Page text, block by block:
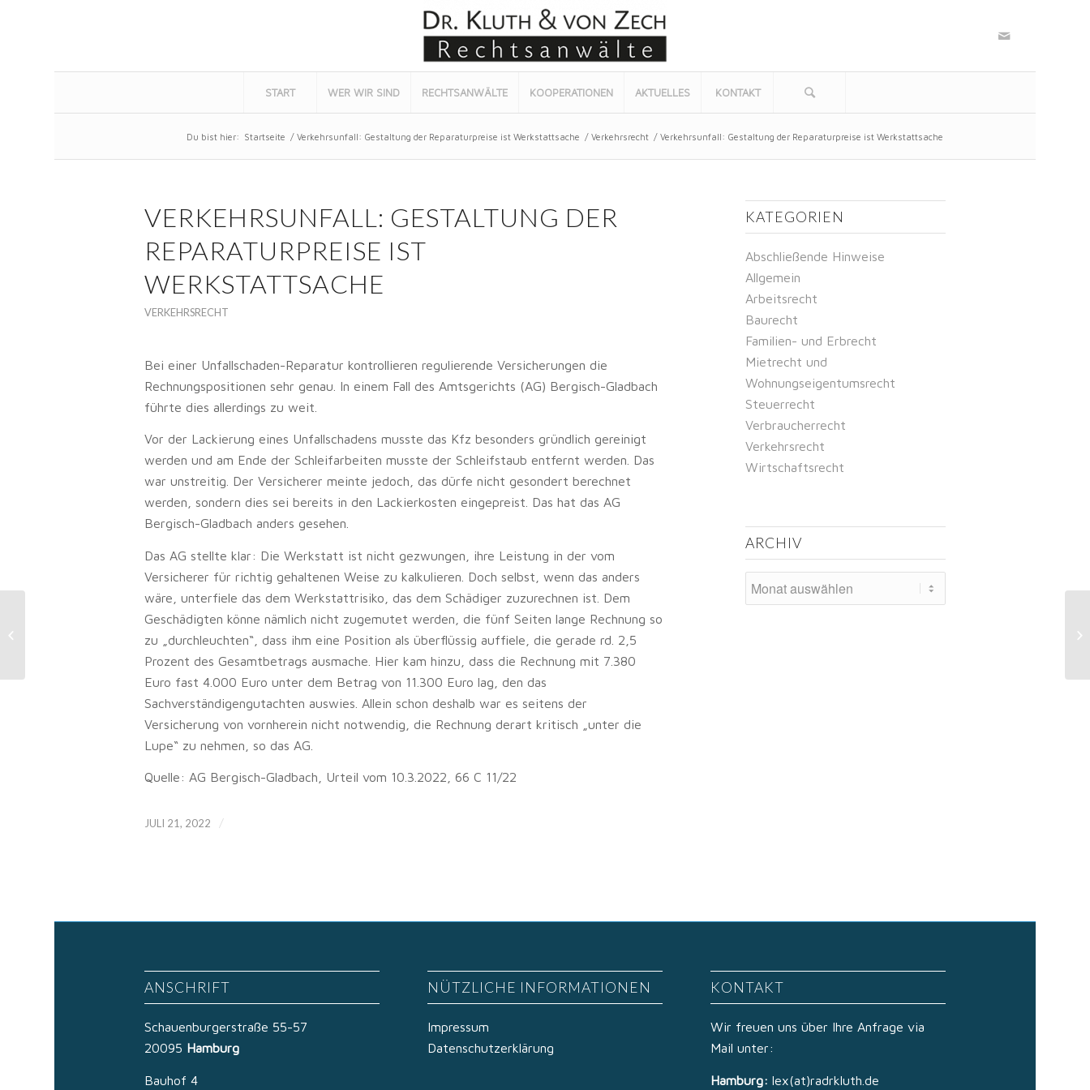
START WER WIR SIND RECHTSANWÄLTE KOOPERATIONEN AKTUELLES KONTAKT
Du bist hier: Startseite / Verkehrsunfall: Gestaltung der Reparaturpreise ist Werkstattsache / Verkehrsrecht / Verkehrsunfall: Gestaltung der Reparaturpreise ist Werkstattsache
VERKEHRSUNFALL: GESTALTUNG DER
REPARATURPREISE IST
WERKSTATTSACHE
VERKEHRSRECHT
Bei einer Unfallschaden-Reparatur kontrollieren regulierende Versicherungen die
Rechnungspositionen sehr genau. In einem Fall des Amtsgerichts (AG) Bergisch-Gladbach
führte dies allerdings zu weit.
Vor der Lackierung eines Unfallschadens musste das Kfz besonders gründlich gereinigt
werden und am Ende der Schleifarbeiten musste der Schleifstaub entfernt werden. Das
war unstreitig. Der Versicherer meinte jedoch, das dürfe nicht gesondert berechnet
werden, sondern dies sei bereits in den Lackierkosten eingepreist. Das hat das AG
Bergisch-Gladbach anders gesehen.
Das AG stellte klar: Die Werkstatt ist nicht gezwungen, ihre Leistung in der vom
Versicherer für richtig gehaltenen Weise zu kalkulieren. Doch selbst, wenn das anders
wäre, unterfiele das dem Werkstattrisiko, das dem Schädiger zuzurechnen ist. Dem
Geschädigten könne nämlich nicht zugemutet werden, die fünf Seiten lange Rechnung so
zu „durchleuchten“, dass ihm eine Position als überflüssig auffiele, die gerade rd. 2,5
Prozent des Gesamtbetrags ausmache. Hier kam hinzu, dass die Rechnung mit 7.380
Euro fast 4.000 Euro unter dem Betrag von 11.300 Euro lag, den das
Sachverständigengutachten auswies. Allein schon deshalb war es seitens der
Versicherung von vornherein nicht notwendig, die Rechnung derart kritisch „unter die
Lupe“ zu nehmen, so das AG.
Quelle: AG Bergisch-Gladbach, Urteil vom 10.3.2022, 66 C 11/22
JULI 21, 2022 /
KATEGORIEN
Abschließende Hinweise
Allgemein
Arbeitsrecht
Baurecht
Familien- und Erbrecht
Mietrecht und
Wohnungseigentumsrecht
Steuerrecht
Verbraucherrecht
Verkehrsrecht
Wirtschaftsrecht
ARCHIV
ANSCHRIFT
Schauenburgerstraße 55-57
20095 Hamburg
Bauhof 4
NÜTZLICHE INFORMATIONEN
Impressum
Datenschutzerklärung
KONTAKT
Wir freuen uns über Ihre Anfrage via
Mail unter:
Hamburg: lex(at)radrkluth.de
Probefahrtkosten als Unfallschaden